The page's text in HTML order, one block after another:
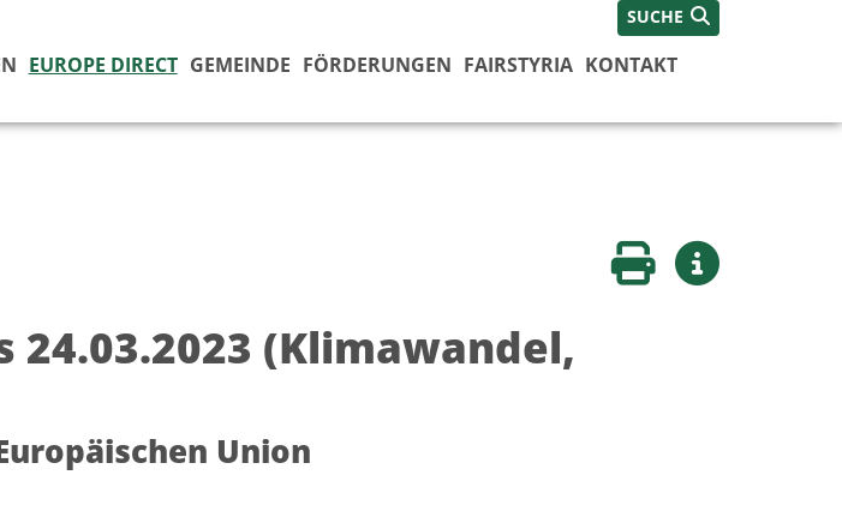
SUCHE
EUROPE DIRECT GEMEINDE FÖRDERUNGEN FAIRSTYRIA KONTAKT
Seite druckenWeitere Infos
24.03.2023 (Klimawandel,
Union